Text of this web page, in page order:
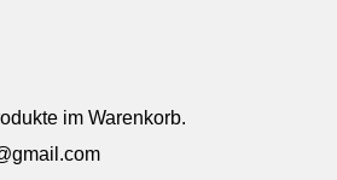
im Warenkorb.